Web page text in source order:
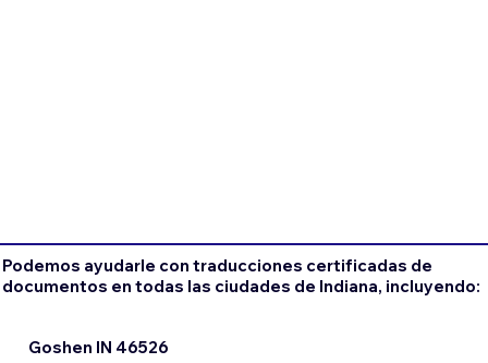
Podemos ayudarle con traducciones certificadas de
documentos en todas las ciudades de Indiana, incluyendo:
Goshen IN 46526